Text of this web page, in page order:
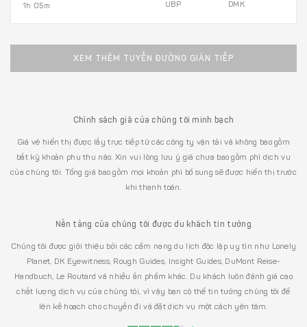
1h 05m UBP DMK
XEM THÊM TUYẾN ĐƯỜNG GIÁN TIẾP
Chính sách giá của chúng tôi minh bạch
Giá vé hiển thị được lấy trực tiếp từ các công ty vận tải và không bao gồm
bất kỳ khoản phụ thu nào. Xin vui lòng lưu ý giá chưa bao gồm phí dịch vụ
của chúng tôi. Tổng giá bao gồm mọi khoản phí bổ sung sẽ được hiển thị trước
khi thanh toán.
Nền tảng của chúng tôi được du khách tin tưởng
Chúng tôi được giới thiệu bởi các cẩm nang du lịch độc lập uy tín như Lonely
Planet, DK Eyewitness, Rough Guides, Insight Guides, DuMont Reise-
Handbuch, Le Routard và nhiều ấn phẩm khác. Du khách luôn đánh giá cao
chất lượng dịch vụ của chúng tôi, vì vậy bạn có thể tin tưởng chúng tôi để
lên kế hoạch cho chuyến đi và đặt dịch vụ một cách yên tâm.